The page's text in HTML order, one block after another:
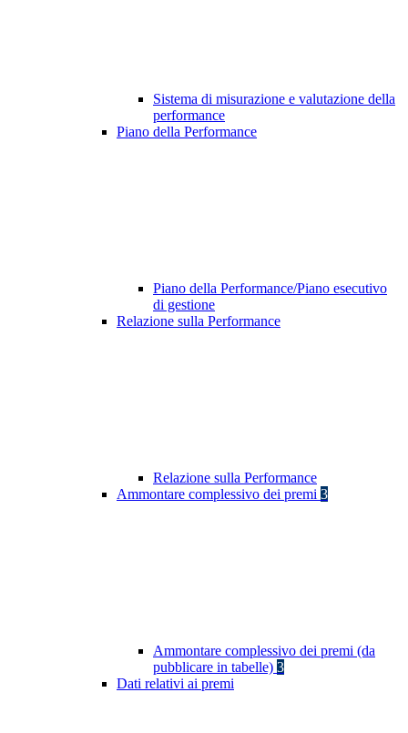
Sistema di misurazione e valutazione della
performance
Piano della Performance
Piano della Performance/Piano esecutivo
di gestione
Relazione sulla Performance
Relazione sulla Performance
Ammontare complessivo dei premi 3
Ammontare complessivo dei premi (da
pubblicare in tabelle) 3
Dati relativi ai premi